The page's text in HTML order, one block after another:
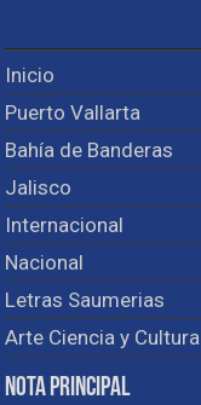
Inicio
Puerto Vallarta
Bahía de Banderas
Jalisco
Internacional
Nacional
Letras Saumerias
Arte Ciencia y Cultura
Nota Principal